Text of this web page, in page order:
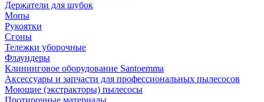
Держатели для шубок
Мопы
Рукоятки
Сгоны
Тележки уборочные
Флаундеры
Клининговое оборудование Santoemma
Аксессуары и запчасти для профессиональных пылесосов
Моющие (экстракторы) пылесосы
Протирочные материалы